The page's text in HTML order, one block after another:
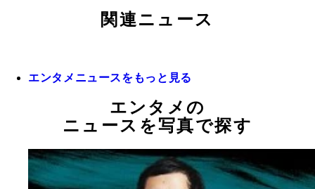
関連ニュース
エンタメニュースをもっと見る
エンタメの
ニュースを写真で探す